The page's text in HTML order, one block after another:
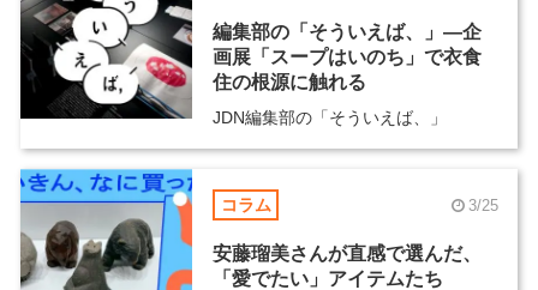
編集部の「そういえば、」―企
画展「スープはいのち」で衣食
住の根源に触れる
JDN編集部の「そういえば、」
コラム 3/25
安藤瑠美さんが直感で選んだ、
「愛でたい」アイテムたち